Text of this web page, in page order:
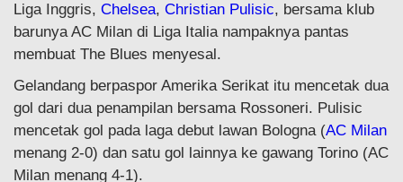
Liga Inggris, Chelsea, Christian Pulisic, bersama klub
barunya AC Milan di Liga Italia nampaknya pantas
membuat The Blues menyesal.
Gelandang berpaspor Amerika Serikat itu mencetak dua
gol dari dua penampilan bersama Rossoneri. Pulisic
mencetak gol pada laga debut lawan Bologna (AC Milan
menang 2-0) dan satu gol lainnya ke gawang Torino (AC
Milan menang 4-1).